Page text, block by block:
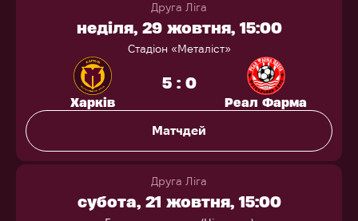
Друга Ліга
неділя, 29 жовтня, 15:00
Стадіон «Металіст»
Харків
5 : 0
Реал Фарма
Матчдей
Друга Ліга
субота, 21 жовтня, 15:00